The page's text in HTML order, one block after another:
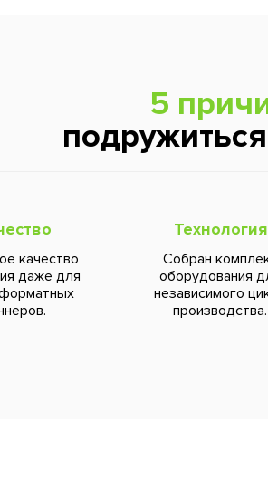
5
качество
даже для
Технология
Собран
оборудования
независимого
производства.